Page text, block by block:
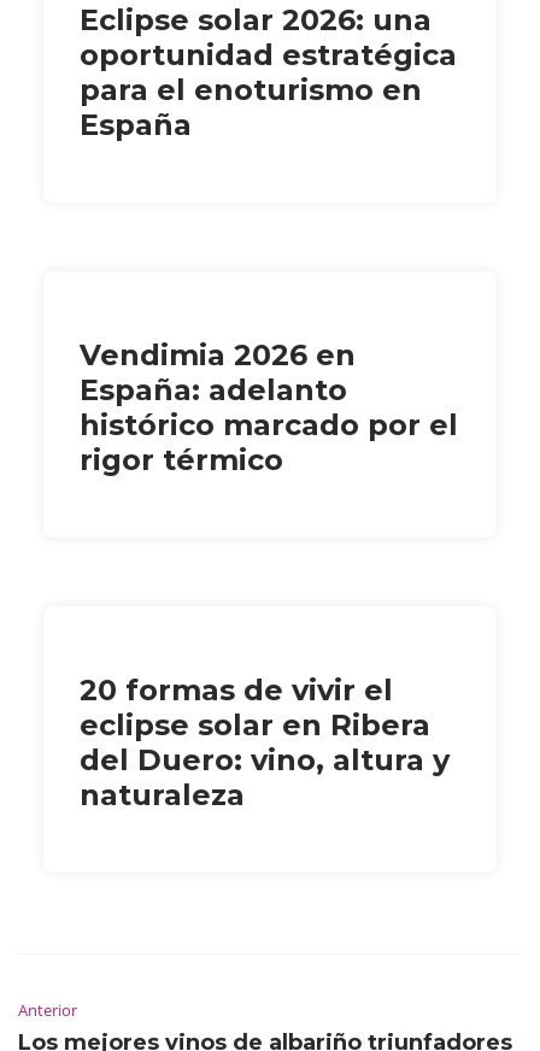
Eclipse solar 2026: una
oportunidad estratégica
para el enoturismo en
España
Vendimia 2026 en
España: adelanto
histórico marcado por el
rigor térmico
20 formas de vivir el
eclipse solar en Ribera
del Duero: vino, altura y
naturaleza
Anterior
Los mejores vinos de albariño triunfadores